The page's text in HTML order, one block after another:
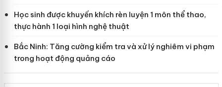
Học sinh được khuyến khích rèn luyện 1 môn thể thao,
thực hành 1 loại hình nghệ thuật
Bắc Ninh: Tăng cường kiểm tra và xử lý nghiêm vi phạm
trong hoạt động quảng cáo